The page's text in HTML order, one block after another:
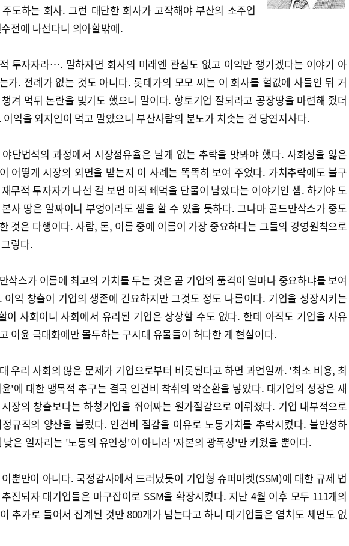
도하는 회사. 그런 대단한 회사가 고작해야 부산의 소주업
전에 나선다니 의아할밖에.
투자자라…. 말하자면 회사의 미래엔 관심도 없고 이익만 챙기겠다는 이야기 아
가. 전례가 없는 것도 아니다. 롯데가의 모모 씨는 이 회사를 헐값에 사들인 뒤 거
겨 먹튀 논란을 빚기도 했으니 말이다. 향토기업 잘되라고 공장땅을 마련해 줬더
이익을 외지인이 먹고 말았으니 부산사람의 분노가 치솟는 건 당연지사다.
단법석의 과정에서 시장점유율은 날개 없는 추락을 맛봐야 했다. 사회성을 잃은
어떻게 시장의 외면을 받는지 이 사례는 똑똑히 보여 주었다. 가치추락에도 불구
무적 투자자가 나선 걸 보면 아직 빼먹을 단물이 남았다는 이야기인 셈. 하기야 도
사 땅은 알짜이니 부엉이라도 셈을 할 수 있을 듯하다. 그나마 골드만삭스가 중도
것은 다행이다. 사람, 돈, 이름 중에 이름이 가장 중요하다는 그들의 경영원칙으로
렇다.
삭스가 이름에 최고의 가치를 두는 것은 곧 기업의 품격이 얼마나 중요하냐를 보여
이익 창출이 기업의 생존에 긴요하지만 그것도 정도 나름이다. 기업을 성장시키는
이 사회이니 사회에서 유리된 기업은 상상할 수도 없다. 한데 아직도 기업을 사유
이윤 극대화에만 몰두하는 구시대 유물들이 허다한 게 현실이다.
우리 사회의 많은 문제가 기업으로부터 비롯된다고 하면 과언일까. '최소 비용, 최
'에 대한 맹목적 추구는 결국 인건비 착취의 악순환을 낳았다. 대기업의 성장은 새
장의 창출보다는 하청기업을 쥐어짜는 원가절감으로 이뤄졌다. 기업 내부적으로
규직의 양산을 불렀다. 인건비 절감을 이유로 노동가치를 추락시켰다. 불안정하
낮은 일자리는 '노동의 유연성'이 아니라 '자본의 광폭성'만 키웠을 뿐이다.
뿐만이 아니다. 국정감사에서 드러났듯이 기업형 슈퍼마켓(SSM)에 대한 규제 법
진되자 대기업들은 마구잡이로 SSM을 확장시켰다. 지난 4월 이후 모두 111개의
추가로 들어서 집계된 것만 800개가 넘는다고 하니 대기업들은 염치도 체면도 없